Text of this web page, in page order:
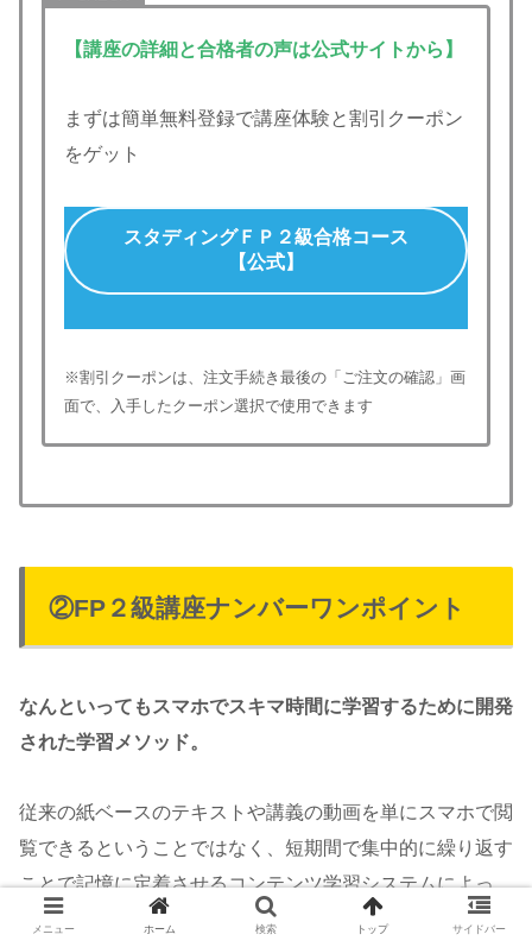
【講座の詳細と合格者の声は公式サイトから】
まずは簡単無料登録で講座体験と割引クーポン
をゲット
スタディングＦＰ２級合格コース
【公式】
※割引クーポンは、注文手続き最後の「ご注文の確認」画
面で、入手したクーポン選択で使用できます
②FP２級講座ナンバーワンポイント
なんといってもスマホでスキマ時間に学習するために開発
された学習メソッド。
従来の紙ベースのテキストや講義の動画を単にスマホで閲
覧できるということではなく、短期間で集中的に繰り返す
ことで記憶に定着させるコンテンツ学習システムによっ
て、従来型の紙ベースの教材よりも効率的に学べるよう設
メニュー ホーム 検索 トップ サイドバー